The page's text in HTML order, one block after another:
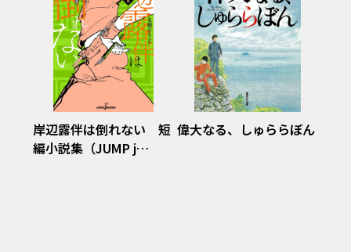
岸辺露伴は倒れない 短
編小説集（JUMP j
偉大なる、しゅららぼん